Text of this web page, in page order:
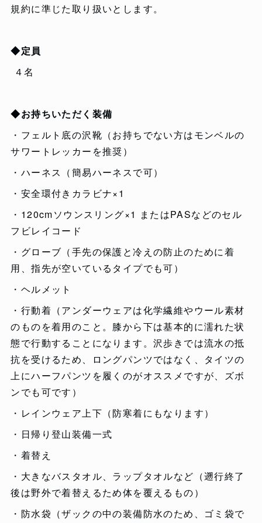
規約に準じた取り扱いとします。
◆定員
４名
◆お持ちいただく装備
・フェルト底の沢靴（お持ちでない方はモンベルの
サワートレッカーを推奨）
・ハーネス（簡易ハーネスで可）
・安全環付きカラビナ×1
・120cmソウンスリング×1 またはPASなどのセル
フビレイコード
・グローブ（手先の保護と冷えの防止のために着
用、指先が空いているタイプでも可）
・ヘルメット
・行動着（アンダーウェアは化学繊維やウール素材
のものを着用のこと。膝から下は基本的に濡れた状
態で行動することになります。沢歩きでは流水の抵
抗を受けるため、ロングパンツではなく、タイツの
上にハーフパンツを履くのがオススメですが、ズボ
ンでも可です）
・レインウェア上下（防寒着にもなります）
・日帰り登山装備一式
・着替え
・大きなバスタオル、ラップタオルなど（遡行終了
後は野外で着替えるため体を覆えるもの）
・防水袋（ザックの中の装備防水のため、ゴミ袋で